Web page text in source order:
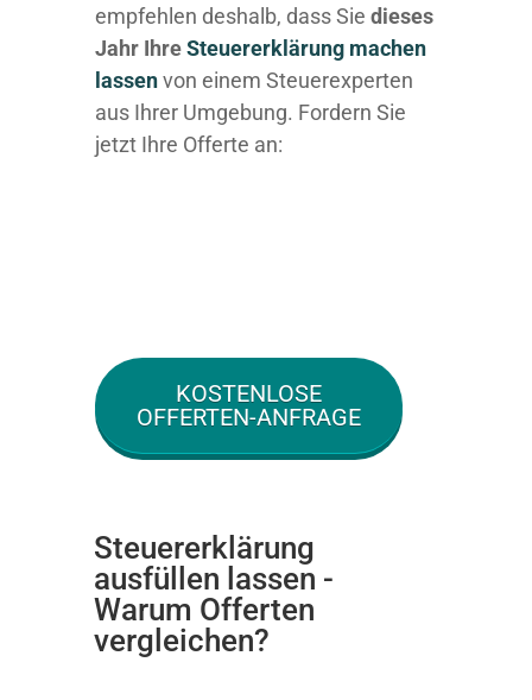
empfehlen deshalb, dass Sie dieses
Jahr IhreSteuererklärung machen
lassenvon einem Steuerexperten
aus Ihrer Umgebung. Fordern Sie
jetzt Ihre Offerte an:
KOSTENLOSE
OFFERTEN-ANFRAGE
Steuererklärung
ausfüllen lassen -
Warum Offerten
vergleichen?